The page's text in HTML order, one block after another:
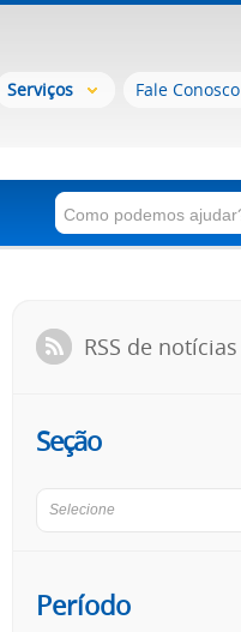
Serviços Fale Conosco
RSS de notícias
Seção
Selecione
Período